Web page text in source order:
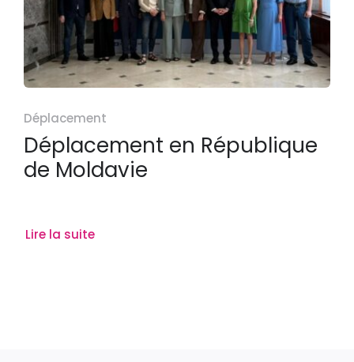
Déplacement
Déplacement en République
de Moldavie
Lire la suite